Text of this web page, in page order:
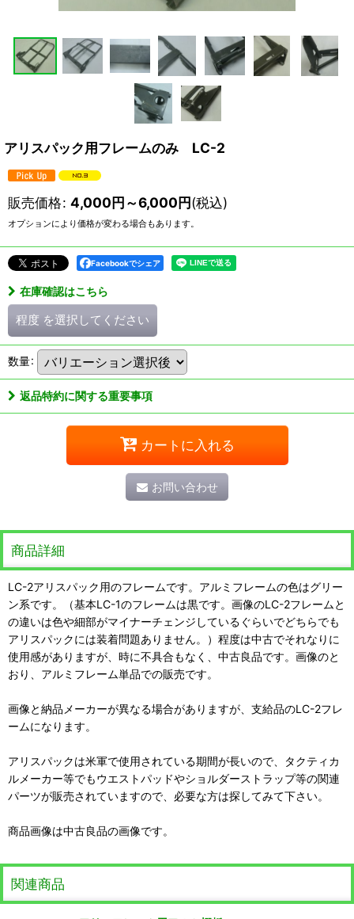
アリスパック用フレームのみ LC-2
販売価格: 4,000円～6,000円(税込)
オプションにより価格が変わる場合もあります。
Facebookでシェア
在庫確認はこちら
程度 を選択してください
数量:
返品特約に関する重要事項
カートに入れる
お問い合わせ
商品詳細
LC-2アリスパック用のフレームです。アルミフレームの色はグリー
ン系です。（基本LC-1のフレームは黒です。画像のLC-2フレームと
の違いは色や細部がマイナーチェンジしているぐらいでどちらでも
アリスパックには装着問題ありません。）程度は中古でそれなりに
使用感がありますが、時に不具合もなく、中古良品です。画像のと
おり、アルミフレーム単品での販売です。
画像と納品メーカーが異なる場合がありますが、支給品のLC-2フレ
ームになります。
アリスパックは米軍で使用されている期間が長いので、タクティカ
ルメーカー等でもウエストパッドやショルダーストラップ等の関連
パーツが販売されていますので、必要な方は探してみて下さい。
商品画像は中古良品の画像です。
関連商品